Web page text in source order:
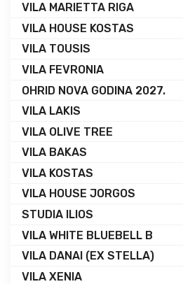
VILA MARIETTA RIGA
VILA HOUSE KOSTAS
VILA TOUSIS
VILA FEVRONIA
OHRID NOVA GODINA 2027.
VILA LAKIS
VILA OLIVE TREE
VILA BAKAS
VILA KOSTAS
VILA HOUSE JORGOS
STUDIA ILIOS
VILA WHITE BLUEBELL B
VILA DANAI (EX STELLA)
VILA XENIA